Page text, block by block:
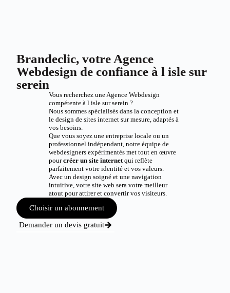
Brandeclic, votre Agence
Webdesign de confiance à l isle sur
serein
Vous recherchez une Agence Webdesign
compétente à l isle sur serein ?
Nous sommes spécialisés dans la conception et
le design de sites internet sur mesure, adaptés à
vos besoins.
Que vous soyez une entreprise locale ou un
professionnel indépendant, notre équipe de
webdesigners expérimentés met tout en œuvre
pourcréer un site internetqui reflète
parfaitement votre identité et vos valeurs.
Avec un design soigné et une navigation
intuitive, votre site web sera votre meilleur
atout pour attirer et convertir vos visiteurs.
Choisir un abonnement
Demander un devis gratuit